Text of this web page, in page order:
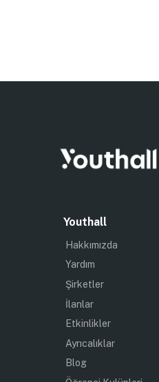
Youthall
Hakkımızda
Yardım
Şirketler
İlanlar
Etkinlikler
Ayrıcalıklar
Blog